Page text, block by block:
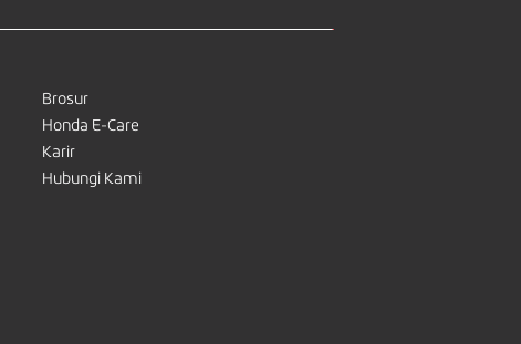
Brosur
Honda E-Care
Karir
Hubungi Kami